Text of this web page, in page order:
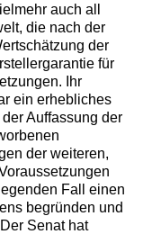
auch all
die nach der
der
für
Ihr
ein erhebliches
Auffassung der
der weiteren,
Fall einen
begründen und
Senat hat